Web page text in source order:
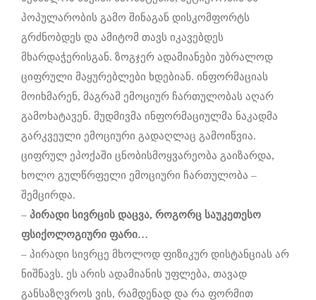
პოპულარობის გამო შინაგან დისკომფორტს
გრძნობდეს და ამიტომ თავს იკავებდეს
მხარდაჭერისგან. ზოგჯერ ადამიანები უბრალოდ
ციფრული მაყურებლები ხდებიან. ინფორმაციას
მოიხმარენ, მაგრამ ემოციურ ჩართულობას აღარ
გამოხატავენ. მუდმივმა ინფორმაციულმა ნაკადმა
გარკვეული ემოციური გადაღლაც გამოიწვია.
ციფრულ ეპოქაში ცნობისმოყვარეობა გაიზარდა,
ხოლო გულწრფელი ემოციური ჩართულობა –
შემცირდა.
– პირადი სივრცის დაცვა, როგორც საუკეთესო
ფსიქოლოგიური ფარი…
– პირადი სივრცე მხოლოდ ფიზიკურ დისტანციას არ
ნიშნავს. ეს არის ადამიანის უფლება, თავად
განსაზღვროს ვის, რამდენად და რა ფორმით